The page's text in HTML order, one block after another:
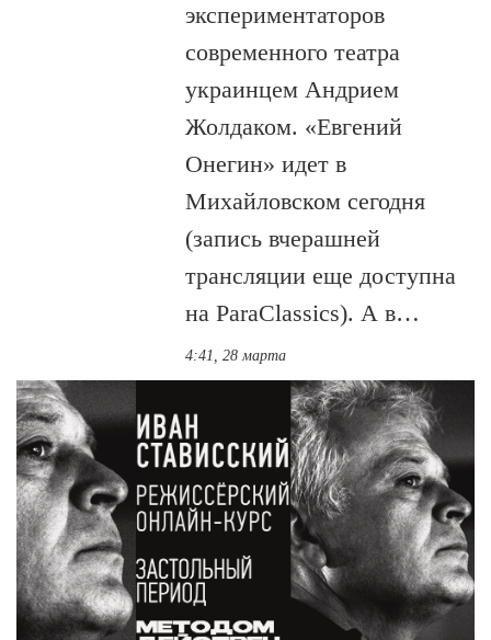
экспериментаторов
современного театра
украинцем Андрием
Жолдаком. «Евгений
Онегин» идет в
Михайловском сегодня
(запись вчерашней
трансляции еще доступна
на ParaClassics). А в…
4:41, 28 марта